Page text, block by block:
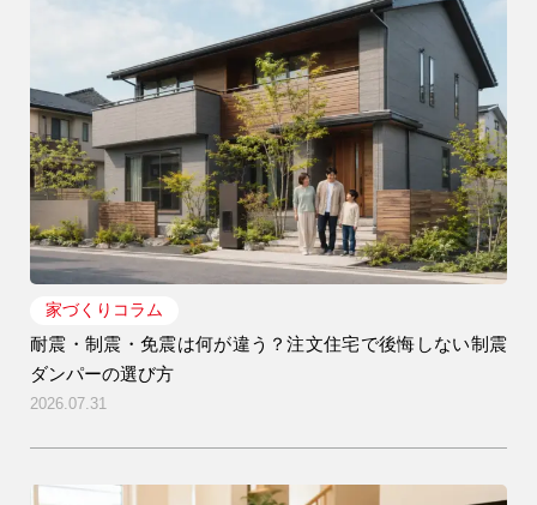
家づくりコラム
耐震・制震・免震は何が違う？注文住宅で後悔しない制震
ダンパーの選び方
2026.07.31